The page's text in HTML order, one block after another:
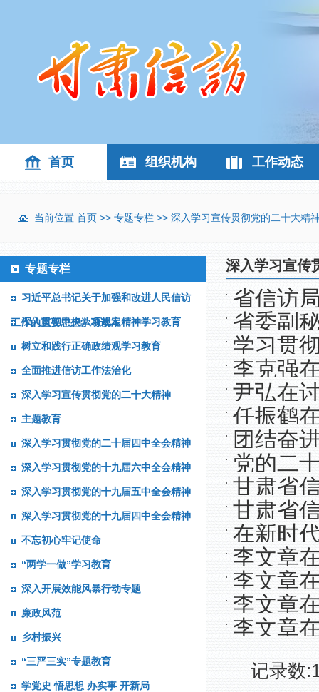
首页 组织机构 工作动态
当前位置 首页 >> 专题专栏 >> 深入学习宣传贯彻党的二十大精
专题专栏
习近平总书记关于加强和改进人民信访
工作的重要思想学习读本
深入贯彻中央八项规定精神学习教育
树立和践行正确政绩观学习教育
全面推进信访工作法治化
深入学习宣传贯彻党的二十大精神
主题教育
深入学习贯彻党的二十届四中全会精神
深入学习贯彻党的十九届六中全会精神
深入学习贯彻党的十九届五中全会精神
深入学习贯彻党的十九届四中全会精神
不忘初心牢记使命
“两学一做”学习教育
深入开展效能风暴行动专题
廉政风范
乡村振兴
“三严三实”专题教育
学党史 悟思想 办实事 开新局
深入学习宣传
省信访
省委副
讲党课
学习贯
李克强
干 锐意
尹弘在
引方向
写更加
任振鹤
悟“两个
向奋勇前
团结奋
的二十
党的二
任振鹤
甘肃省
甘肃省
在新时
干部职
李文章
重要指
李文章
重要指
李文章
记关于
召开
李文章
记关于
记录数